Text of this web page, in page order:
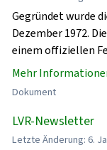
Gegründet wurde
Dezember 1972.
einem offiziellen
Mehr
Dokument
LVR-Newsletter
Letzte Änderung: 6.